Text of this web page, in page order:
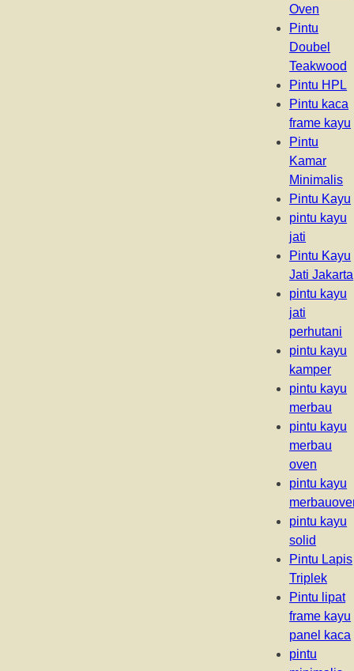
Oven
Pintu
Doubel
Teakwood
Pintu HPL
Pintu kaca
frame kayu
Pintu
Kamar
Minimalis
Pintu Kayu
pintu kayu
jati
Pintu Kayu
Jati Jakarta
pintu kayu
jati
perhutani
pintu kayu
kamper
pintu kayu
merbau
pintu kayu
merbau
oven
pintu kayu
pintu kayu
solid
Pintu Lapis
Triplek
Pintu lipat
frame kayu
panel kaca
pintu